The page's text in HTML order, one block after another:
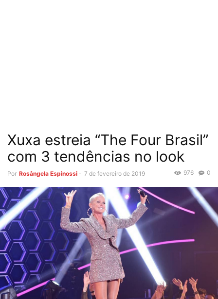
Xuxa estreia “The Four Brasil”
com 3 tendências no look
Por Rosângela Espinossi - 7 de fevereiro de 2019 0
976